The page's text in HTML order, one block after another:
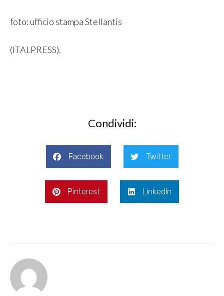
foto: ufficio stampa Stellantis
(ITALPRESS).
Condividi:
Facebook Twitter
Pinterest LinkedIn